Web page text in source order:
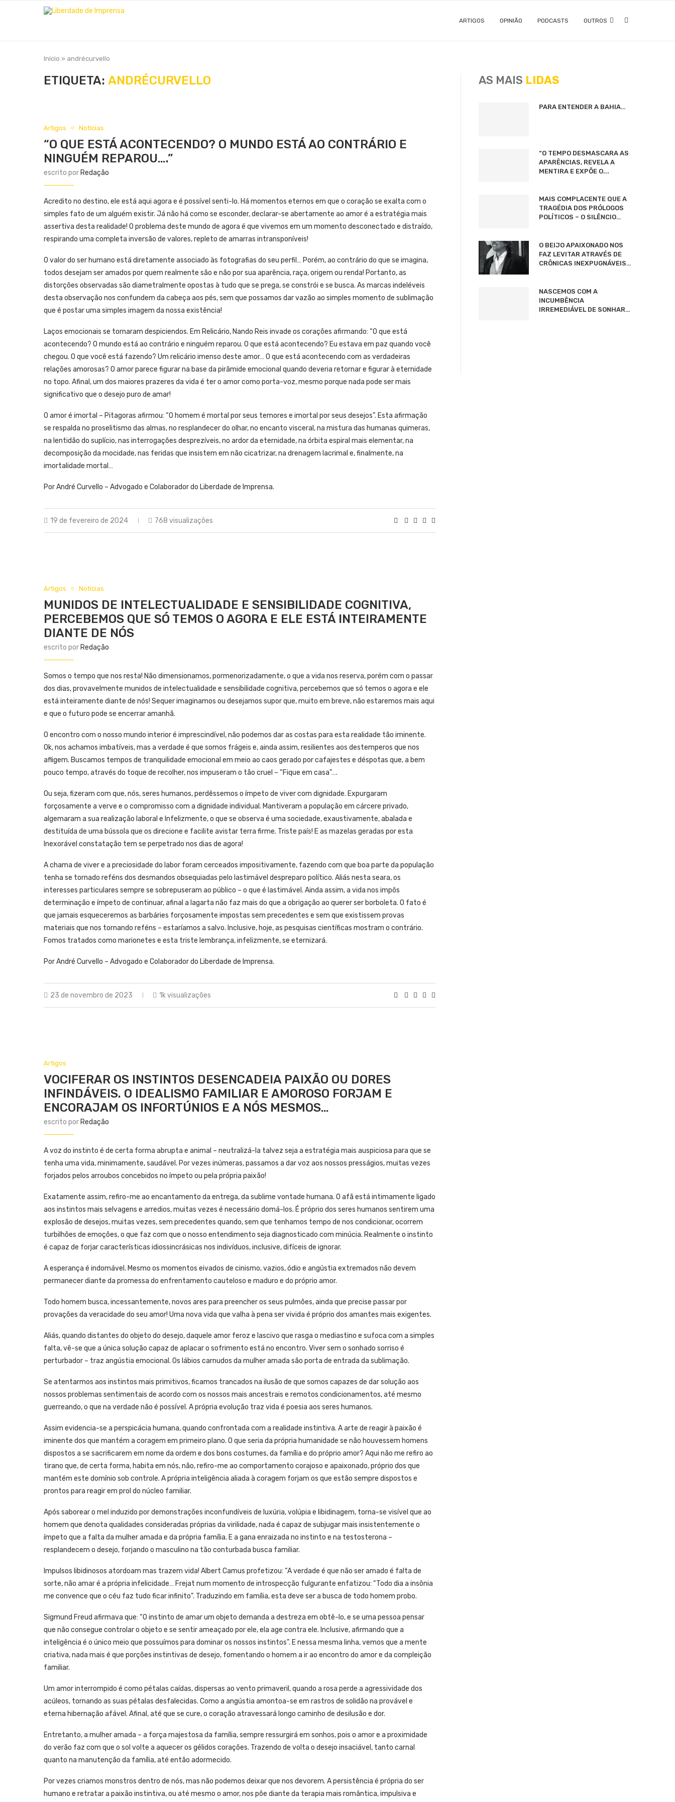
ARTIGOS OPINIÃO PODCASTS OUTROS
Início » andrécurvello
ETIQUETA: ANDRÉCURVELLO
Artigos Notícias
“O QUE ESTÁ ACONTECENDO? O MUNDO ESTÁ AO CONTRÁRIO E
NINGUÉM REPAROU….”
escrito por Redação
Acredito no destino, ele está aqui agora e é possível senti-lo. Há momentos eternos em que o coração se exalta com o
simples fato de um alguém existir. Já não há como se esconder, declarar-se abertamente ao amor é a estratégia mais
assertiva desta realidade! O problema deste mundo de agora é que vivemos em um momento desconectado e distraído,
respirando uma completa inversão de valores, repleto de amarras intransponíveis!
O valor do ser humano está diretamente associado às fotografias do seu perfil… Porém, ao contrário do que se imagina,
todos desejam ser amados por quem realmente são e não por sua aparência, raça, origem ou renda! Portanto, as
distorções observadas são diametralmente opostas à tudo que se prega, se constrói e se busca. As marcas indeléveis
desta observação nos confundem da cabeça aos pés, sem que possamos dar vazão ao simples momento de sublimação
que é postar uma simples imagem da nossa existência!
Laços emocionais se tornaram despiciendos. Em Relicário, Nando Reis invade os corações afirmando: “O que está
acontecendo? O mundo está ao contrário e ninguém reparou. O que está acontecendo? Eu estava em paz quando você
chegou. O que você está fazendo? Um relicário imenso deste amor… O que está acontecendo com as verdadeiras
relações amorosas? O amor parece figurar na base da pirâmide emocional quando deveria retornar e figurar à eternidade
no topo. Afinal, um dos maiores prazeres da vida é ter o amor como porta-voz, mesmo porque nada pode ser mais
significativo que o desejo puro de amar!
O amor é imortal – Pitagoras afirmou: “O homem é mortal por seus temores e imortal por seus desejos”. Esta afirmação
se respalda no proselitismo das almas, no resplandecer do olhar, no encanto visceral, na mistura das humanas quimeras,
na lentidão do suplício, nas interrogações desprezíveis, no ardor da eternidade, na órbita espiral mais elementar, na
decomposição da mocidade, nas feridas que insistem em não cicatrizar, na drenagem lacrimal e, finalmente, na
imortalidade mortal…
Por André Curvello – Advogado e Colaborador do Liberdade de Imprensa.
19 de fevereiro de 2024 768 visualizações
Artigos Notícias
MUNIDOS DE INTELECTUALIDADE E SENSIBILIDADE COGNITIVA,
PERCEBEMOS QUE SÓ TEMOS O AGORA E ELE ESTÁ INTEIRAMENTE
DIANTE DE NÓS
escrito por Redação
Somos o tempo que nos resta! Não dimensionamos, pormenorizadamente, o que a vida nos reserva, porém com o passar
dos dias, provavelmente munidos de intelectualidade e sensibilidade cognitiva, percebemos que só temos o agora e ele
está inteiramente diante de nós! Sequer imaginamos ou desejamos supor que, muito em breve, não estaremos mais aqui
e que o futuro pode se encerrar amanhã.
O encontro com o nosso mundo interior é imprescindível, não podemos dar as costas para esta realidade tão iminente.
Ok, nos achamos imbatíveis, mas a verdade é que somos frágeis e, ainda assim, resilientes aos destemperos que nos
afligem. Buscamos tempos de tranquilidade emocional em meio ao caos gerado por cafajestes e déspotas que, a bem
pouco tempo, através do toque de recolher, nos impuseram o tão cruel – “Fique em casa”….
Ou seja, fizeram com que, nós, seres humanos, perdêssemos o ímpeto de viver com dignidade. Expurgaram
forçosamente a verve e o compromisso com a dignidade individual. Mantiveram a população em cárcere privado,
algemaram a sua realização laboral e Infelizmente, o que se observa é uma sociedade, exaustivamente, abalada e
destituída de uma bússola que os direcione e facilite avistar terra firme. Triste país! E as mazelas geradas por esta
Inexorável constatação tem se perpetrado nos dias de agora!
A chama de viver e a preciosidade do labor foram cerceados impositivamente, fazendo com que boa parte da população
tenha se tornado reféns dos desmandos obsequiadas pelo lastimável despreparo político. Aliás nesta seara, os
interesses particulares sempre se sobrepuseram ao público – o que é lastimável. Ainda assim, a vida nos impôs
determinação e ímpeto de continuar, afinal a lagarta não faz mais do que a obrigação ao querer ser borboleta. O fato é
que jamais esqueceremos as barbáries forçosamente impostas sem precedentes e sem que existissem provas
materiais que nos tornando reféns – estaríamos a salvo. Inclusive, hoje, as pesquisas científicas mostram o contrário.
Fomos tratados como marionetes e esta triste lembrança, infelizmente, se eternizará.
Por André Curvello – Advogado e Colaborador do Liberdade de Imprensa.
23 de novembro de 2023 1k visualizações
Artigos
VOCIFERAR OS INSTINTOS DESENCADEIA PAIXÃO OU DORES
INFINDÁVEIS. O IDEALISMO FAMILIAR E AMOROSO FORJAM E
ENCORAJAM OS INFORTÚNIOS E A NÓS MESMOS…
escrito por Redação
A voz do instinto é de certa forma abrupta e animal – neutralizá-la talvez seja a estratégia mais auspiciosa para que se
tenha uma vida, minimamente, saudável. Por vezes inúmeras, passamos a dar voz aos nossos presságios, muitas vezes
forjados pelos arroubos concebidos no ímpeto ou pela própria paixão!
Exatamente assim, refiro-me ao encantamento da entrega, da sublime vontade humana. O afã está intimamente ligado
aos instintos mais selvagens e arredios, muitas vezes é necessário domá-los. É próprio dos seres humanos sentirem uma
explosão de desejos, muitas vezes, sem precedentes quando, sem que tenhamos tempo de nos condicionar, ocorrem
turbilhões de emoções, o que faz com que o nosso entendimento seja diagnosticado com minúcia. Realmente o instinto
é capaz de forjar características idiossincrásicas nos indivíduos, inclusive, difíceis de ignorar.
A esperança é indomável. Mesmo os momentos eivados de cinismo, vazios, ódio e angústia extremados não devem
permanecer diante da promessa do enfrentamento cauteloso e maduro e do próprio amor.
Todo homem busca, incessantemente, novos ares para preencher os seus pulmões, ainda que precise passar por
provações da veracidade do seu amor! Uma nova vida que valha à pena ser vivida é próprio dos amantes mais exigentes.
Aliás, quando distantes do objeto do desejo, daquele amor feroz e lascivo que rasga o mediastino e sufoca com a simples
falta, vê-se que a única solução capaz de aplacar o sofrimento está no encontro. Viver sem o sonhado sorriso é
perturbador – traz angústia emocional. Os lábios carnudos da mulher amada são porta de entrada da sublimação.
Se atentarmos aos instintos mais primitivos, ficamos trancados na ilusão de que somos capazes de dar solução aos
nossos problemas sentimentais de acordo com os nossos mais ancestrais e remotos condicionamentos, até mesmo
guerreando, o que na verdade não é possível. A própria evolução traz vida é poesia aos seres humanos.
Assim evidencia-se a perspicácia humana, quando confrontada com a realidade instintiva. A arte de reagir à paixão é
iminente dos que mantém a coragem em primeiro plano. O que seria da própria humanidade se não houvessem homens
dispostos a se sacrificarem em nome da ordem e dos bons costumes, da família e do próprio amor? Aqui não me refiro ao
tirano que, de certa forma, habita em nós, não, refiro-me ao comportamento corajoso e apaixonado, próprio dos que
mantém este domínio sob controle. A própria inteligência aliada à coragem forjam os que estão sempre dispostos e
prontos para reagir em prol do núcleo familiar.
Após saborear o mel induzido por demonstrações inconfundíveis de luxúria, volúpia e libidinagem, torna-se visível que ao
homem que denota qualidades consideradas próprias da virilidade, nada é capaz de subjugar mais insistentemente o
ímpeto que a falta da mulher amada e da própria família. E a gana enraizada no instinto e na testosterona –
resplandecem o desejo, forjando o masculino na tão conturbada busca familiar.
Impulsos libidinosos atordoam mas trazem vida! Albert Camus profetizou: “A verdade é que não ser amado é falta de
sorte, não amar é a própria infelicidade… Frejat num momento de introspecção fulgurante enfatizou: “Todo dia a insônia
me convence que o céu faz tudo ficar infinito”. Traduzindo em família, esta deve ser a busca de todo homem probo.
Sigmund Freud afirmava que: “O instinto de amar um objeto demanda a destreza em obtê-lo, e se uma pessoa pensar
que não consegue controlar o objeto e se sentir ameaçado por ele, ela age contra ele. Inclusive, afirmando que a
inteligência é o único meio que possuímos para dominar os nossos instintos”. E nessa mesma linha, vemos que a mente
criativa, nada mais é que porções instintivas de desejo, fomentando o homem a ir ao encontro do amor e da compleição
familiar.
Um amor interrompido é como pétalas caídas, dispersas ao vento primaveril, quando a rosa perde a agressividade dos
acúleos, tornando as suas pétalas desfalecidas. Como a angústia amontoa-se em rastros de solidão na provável e
eterna hibernação afável. Afinal, até que se cure, o coração atravessará longo caminho de desilusão e dor.
Entretanto, a mulher amada – a força majestosa da família, sempre ressurgirá em sonhos, pois o amor e a proximidade
do verão faz com que o sol volte a aquecer os gélidos corações. Trazendo de volta o desejo insaciável, tanto carnal
quanto na manutenção da família, até então adormecido.
Por vezes criamos monstros dentro de nós, mas não podemos deixar que nos devorem. A persistência é própria do ser
humano e retratar a paixão instintiva, ou até mesmo o amor, nos põe diante da terapia mais romântica, impulsiva e
AS MAIS LIDAS
PARA ENTENDER A BAHIA…
“O TEMPO DESMASCARA AS
APARÊNCIAS, REVELA A
MENTIRA E EXPÕE O...
MAIS COMPLACENTE QUE A
TRAGÉDIA DOS PRÓLOGOS
POLÍTICOS – O SILÊNCIO…
O BEIJO APAIXONADO NOS
FAZ LEVITAR ATRAVÉS DE
CRÔNICAS INEXPUGNÁVEIS…
NASCEMOS COM A
INCUMBÊNCIA
IRREMEDIÁVEL DE SONHAR…